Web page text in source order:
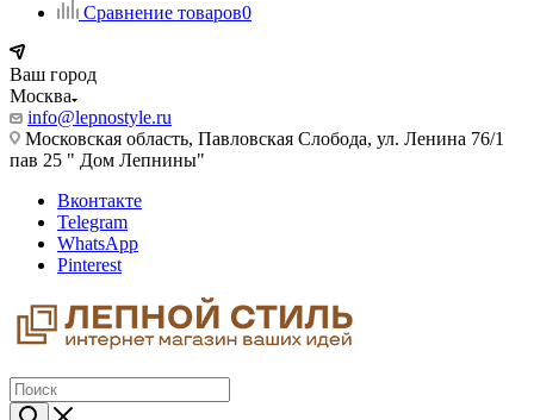
Сравнение товаров0
Ваш город
Москва
info@lepnostyle.ru
Московская область, Павловская Слобода, ул. Ленина 76/1
пав 25 " Дом Лепнины"
Вконтакте
Telegram
WhatsApp
Pinterest